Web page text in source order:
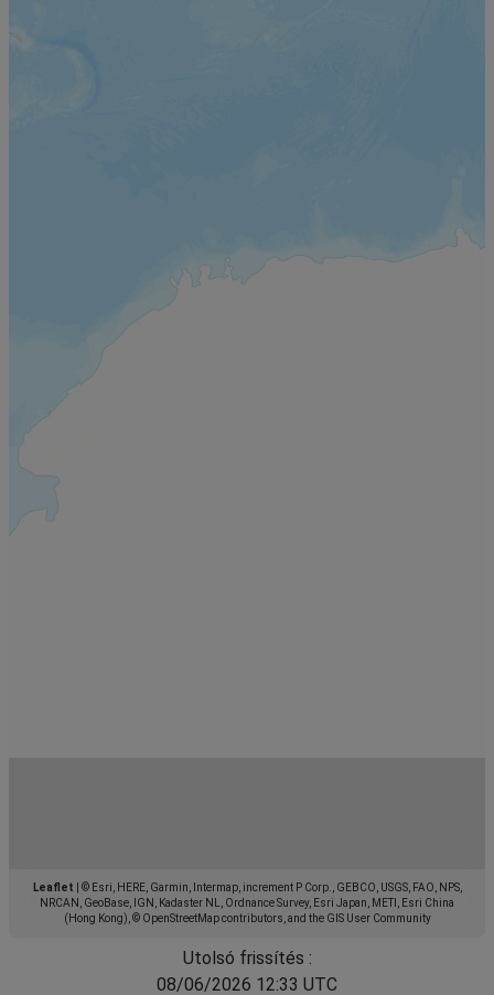
Leaflet
© Esri, HERE, Garmin, Intermap, increment P Corp., GEBCO, USGS, FAO, NPS,
NRCAN, GeoBase, IGN, Kadaster NL, Ordnance Survey, Esri Japan, METI, Esri China
(Hong Kong), © OpenStreetMap contributors, and the GIS User Community
Utolsó frissítés :
08/06/2026 12:33 UTC